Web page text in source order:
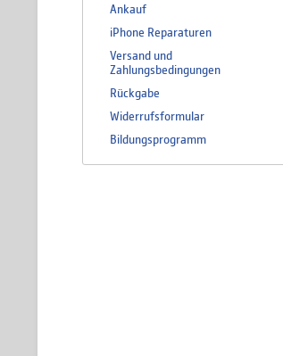
Ankauf
iPhone Reparaturen
Versand und
Zahlungsbedingungen
Rückgabe
Widerrufsformular
Bildungsprogramm